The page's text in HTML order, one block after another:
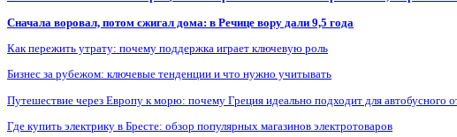
Сначала воровал, потом сжигал дома: в Речице вору дали 9,5 года
Как пережить утрату: почему поддержка играет ключевую роль
Бизнес за рубежом: ключевые тенденции и что нужно учитывать
Путешествие через Европу к морю: почему Греция идеально подходит для автобусного
Где купить электрику в Бресте: обзор популярных магазинов электротоваров